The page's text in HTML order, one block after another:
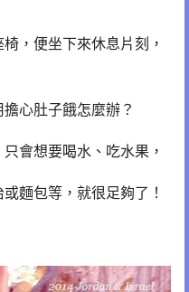
，便坐下來休息片刻，
心肚子餓怎麼辦？
會想要喝水、吃水果，
麵包等，就很足夠了！